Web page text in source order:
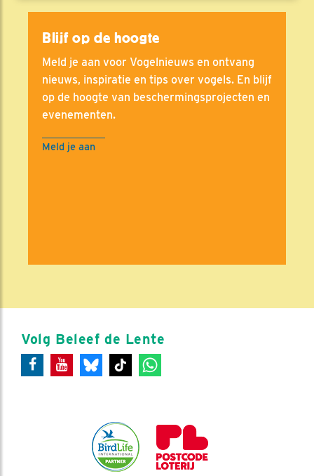
Blijf op de hoogte
Meld je aan voor Vogelnieuws en ontvang
nieuws, inspiratie en tips over vogels. En blijf
op de hoogte van beschermingsprojecten en
evenementen.
Meld je aan
Volg Beleef de Lente